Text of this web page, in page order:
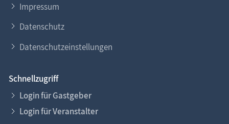
Impressum
Datenschutz
Datenschutzeinstellungen
Schnellzugriff
Login für Gastgeber
Login für Veranstalter